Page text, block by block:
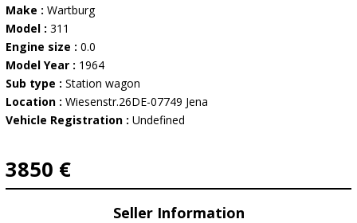
Make : Wartburg
Model : 311
Engine size : 0.0
Model Year : 1964
Sub type : Station wagon
Location : Wiesenstr.26DE-07749 Jena
Vehicle Registration : Undefined
3850 €
Seller Information